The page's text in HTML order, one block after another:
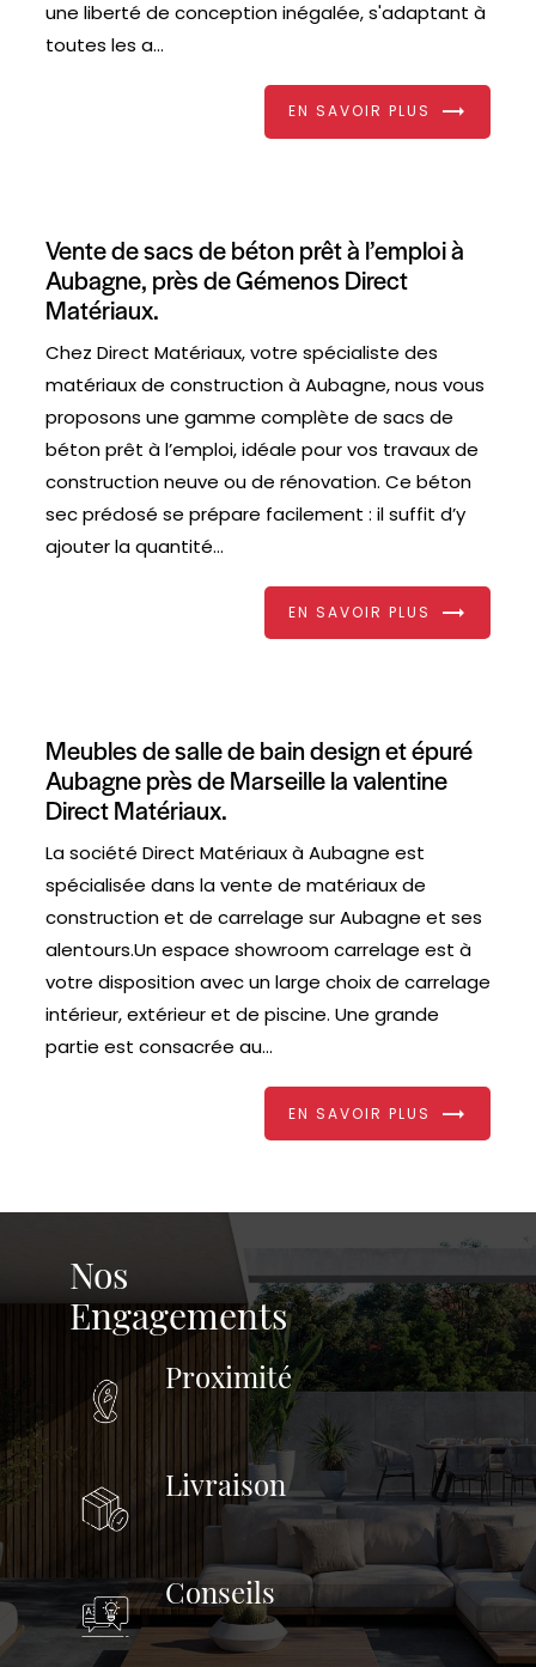
une liberté de conception inégalée, s'adaptant à
toutes les a...
EN SAVOIR PLUS
Vente de sacs de béton prêt à l’emploi à
Aubagne, près de Gémenos Direct
Matériaux.
Chez Direct Matériaux, votre spécialiste des
matériaux de construction à Aubagne, nous vous
proposons une gamme complète de sacs de
béton prêt à l’emploi, idéale pour vos travaux de
construction neuve ou de rénovation. Ce béton
sec prédosé se prépare facilement : il suffit d’y
ajouter la quantité...
EN SAVOIR PLUS
Meubles de salle de bain design et épuré
Aubagne près de Marseille la valentine
Direct Matériaux.
La société Direct Matériaux à Aubagne est
spécialisée dans la vente de matériaux de
construction et de carrelage sur Aubagne et ses
alentours.Un espace showroom carrelage est à
votre disposition avec un large choix de carrelage
intérieur, extérieur et de piscine. Une grande
partie est consacrée au...
EN SAVOIR PLUS
Nos
Engagements
Proximité
Livraison
Conseils